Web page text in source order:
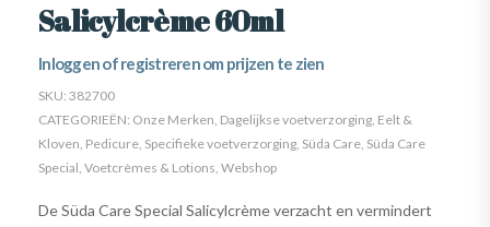
Salicylcrème 60ml
Inloggen of registreren om prijzen te zien
SKU: 382700
CATEGORIEËN: Onze Merken Dagelijkse voetverzorging Eelt &
Kloven Pedicure Specifieke voetverzorging Süda Care Süda Care
Special Voetcrèmes & Lotions Webshop
De Süda Care Special Salicylcrème verzacht en vermindert